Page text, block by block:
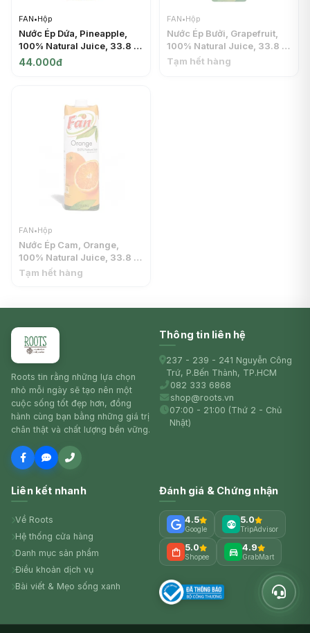
FAN•Hộp
Nước Ép Dứa, Pineapple,
100% Natural Juice, 33.8 fl
oz (1L) - FAN
44.000đ
FAN•Hộp
Nước Ép Bưởi, Grapefruit,
100% Natural Juice, 33.8 fl
oz (1L) - FAN
Tạm hết hàng
FAN•Hộp
Nước Ép Cam, Orange,
100% Natural Juice, 33.8 fl
oz (1L) - FAN
Tạm hết hàng
Roots tin rằng những lựa chọn
nhỏ mỗi ngày sẽ tạo nên một
cuộc sống tốt đẹp hơn, đồng
hành cùng bạn bằng những giá trị
chân thật và chất lượng bền vững.
Thông tin liên hệ
237 - 239 - 241 Nguyễn Công
Trứ, P.Bến Thành, TP.HCM
082 333 6868
shop@roots.vn
07:00 - 21:00 (Thứ 2 - Chủ
Nhật)
Liên kết nhanh
Về Roots
Hệ thống cửa hàng
Danh mục sản phẩm
Điều khoản dịch vụ
Bài viết & Mẹo sống xanh
Đánh giá & Chứng nhận
4.5
Google
5.0
TripAdvisor
5.0
Shopee
4.9
GrabMart